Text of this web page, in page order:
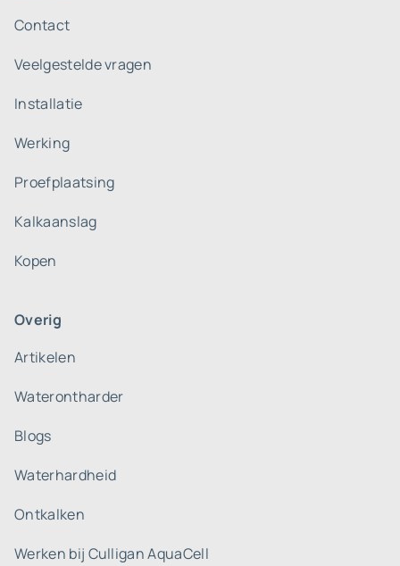
Contact
Veelgestelde vragen
Installatie
Werking
Proefplaatsing
Kalkaanslag
Kopen
Overig
Artikelen
Waterontharder
Blogs
Waterhardheid
Ontkalken
Werken bij Culligan AquaCell